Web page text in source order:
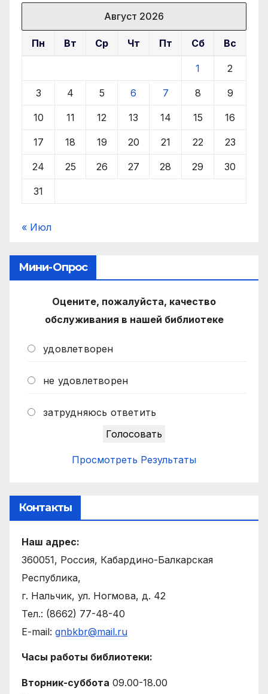
Август 2026
Пн Вт Ср Чт Пт Сб Вс
1 2
3 4 5 6 7 8 9
10 11 12 13 14 15 16
17 18 19 20 21 22 23
24 25 26 27 28 29 30
31
« Июл
Мини-Опрос
Оцените, пожалуйста, качество
обслуживания в нашей библиотеке
удовлетворен
не удовлетворен
затрудняюсь ответить
Просмотреть Результаты
Контакты
Наш адрес:
360051, Россия, Кабардино-Балкарская
Республика,
г. Нальчик, ул. Ногмова, д. 42
Тел.: (8662) 77-48-40
E-mail: gnbkbr@mail.ru
Часы работы библиотеки:
Вторник-суббота 09.00-18.00